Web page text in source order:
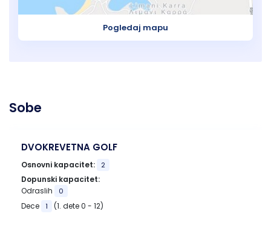
Pogledaj mapu
Sobe
DVOKREVETNA GOLF
Osnovni kapacitet: 2
Dopunski kapacitet:
Odraslih
0
Dece 1 (1. dete 0 - 12)